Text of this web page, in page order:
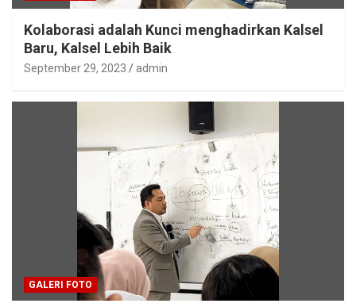
Kolaborasi adalah Kunci menghadirkan Kalsel
Baru, Kalsel Lebih Baik
September 29, 2023 admin
GALERI FOTO